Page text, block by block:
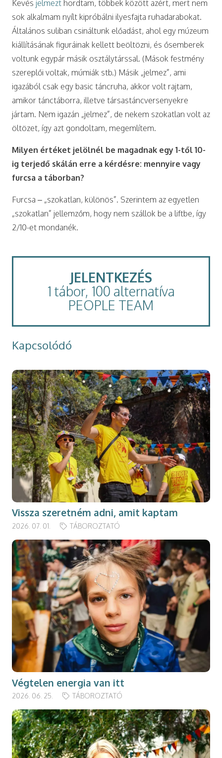
Kevés jelmezt hordtam, többek között azért, mert nem
sok alkalmam nyílt kipróbálni ilyesfajta ruhadarabokat.
Általános suliban csináltunk előadást, ahol egy múzeum
kiállításának figuráinak kellett beöltözni, és ősemberek
voltunk egypár másik osztálytárssal. (Mások festmény
szereplői voltak, múmiák stb.) Másik „jelmez”, ami
igazából csak egy basic táncruha, akkor volt rajtam,
amikor tánctáborra, illetve társastáncversenyekre
jártam. Nem igazán „jelmez”, de nekem szokatlan volt az
öltözet, így azt gondoltam, megemlítem.
Milyen értéket jelölnél be magadnak egy 1-től 10-
ig terjedő skálán erre a kérdésre: mennyire vagy
furcsa a táborban?
Furcsa – „szokatlan, különös”. Szerintem az egyetlen
„szokatlan” jellemzőm, hogy nem szállok be a liftbe, így
2/10-et mondanék.
JELENTKEZÉS
1 tábor, 100 alternatíva
PEOPLE TEAM
Kapcsolódó
Vissza szeretném adni, amit kaptam
2026. 07. 01. TÁBOROZTATÓ
Végtelen energia van itt
2026. 06. 25. TÁBOROZTATÓ